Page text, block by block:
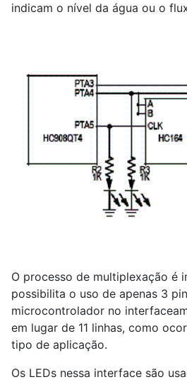
indicam o nível da água ou o
O processo de multiplexação é
possibilita o uso de apenas 3
microcontrolador no
em lugar de 11 linhas, como
tipo de aplicação.
Os LEDs nessa interface são